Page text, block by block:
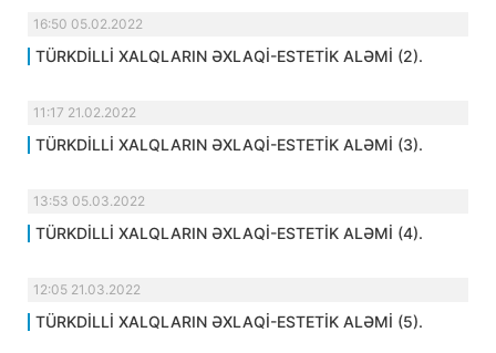
16:50 05.02.2022
TÜRKDİLLİ XALQLARIN ƏXLAQİ-ESTETİK ALƏMİ (2).
11:17 21.02.2022
TÜRKDİLLİ XALQLARIN ƏXLAQİ-ESTETİK ALƏMİ (3).
13:53 05.03.2022
TÜRKDİLLİ XALQLARIN ƏXLAQİ-ESTETİK ALƏMİ (4).
12:05 21.03.2022
TÜRKDİLLİ XALQLARIN ƏXLAQİ-ESTETİK ALƏMİ (5).